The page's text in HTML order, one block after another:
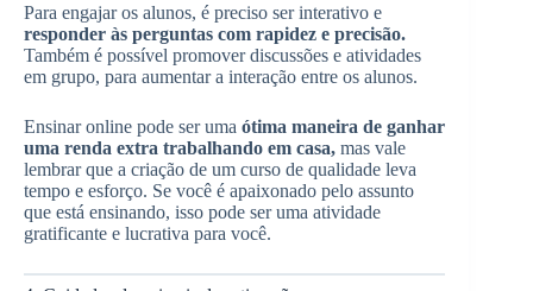
Para engajar os alunos, é preciso ser interativo e
responder às perguntas com rapidez e precisão.
Também é possível promover discussões e atividades
em grupo, para aumentar a interação entre os alunos.
Ensinar online pode ser uma ótima maneira de ganhar
uma renda extra trabalhando em casa, mas vale
lembrar que a criação de um curso de qualidade leva
tempo e esforço. Se você é apaixonado pelo assunto
que está ensinando, isso pode ser uma atividade
gratificante e lucrativa para você.